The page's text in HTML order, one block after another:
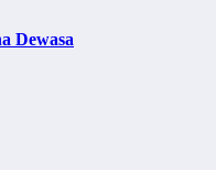
Dewasa